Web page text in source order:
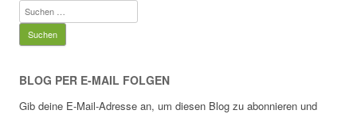
Suchen
nach:
BLOG PER E-MAIL FOLGEN
Gib deine E-Mail-Adresse an, um diesen Blog zu abonnieren und